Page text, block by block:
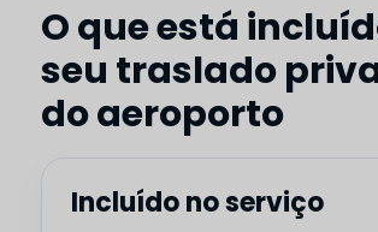
O que está
seu traslado
do aeroporto
Incluído no serviço